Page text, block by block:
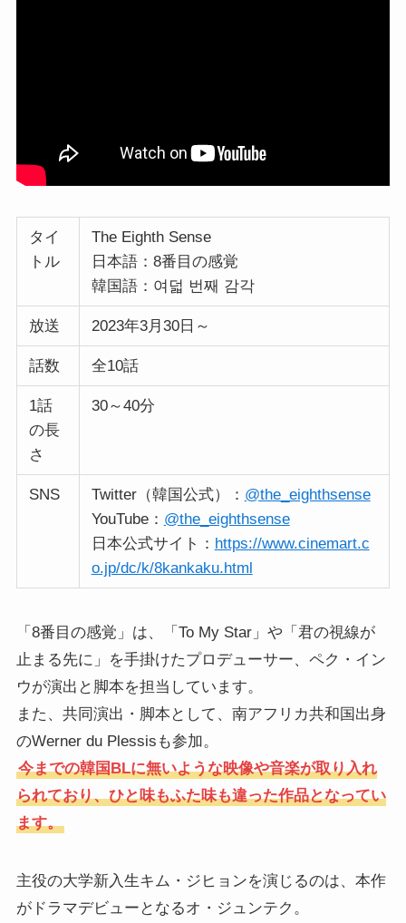
タイ
トル
The Eighth Sense
日本語：8番目の感覚
韓国語：여덟 번째 감각
放送 2023年3月30日～
話数 全10話
1話
の長
さ
30～40分
SNS Twitter（韓国公式）： @the_eighthsense
YouTube： @the_eighthsense
日本公式サイト： https://www.cinemart.c
o.jp/dc/k/8kankaku.html
「8番目の感覚」は、「To My Star」や「君の視線が
止まる先に」を手掛けたプロデューサー、ペク・イン
ウが演出と脚本を担当しています。
また、共同演出・脚本として、南アフリカ共和国出身
のWerner du Plessisも参加。
今までの韓国BLに無いような映像や音楽が取り入れ
られており、ひと味もふた味も違った作品となってい
ます。
主役の大学新入生キム・ジヒョンを演じるのは、本作
がドラマデビューとなるオ・ジュンテク。